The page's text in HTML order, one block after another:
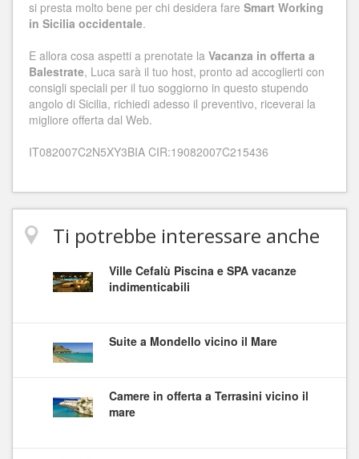
si presta molto bene per chi desidera fare Smart Working
in Sicilia occidentale.
E allora cosa aspetti a prenotate la Vacanza in offerta a
Balestrate, Luca sarà il tuo host, pronto ad accoglierti con
consigli speciali per il tuo soggiorno in questo stupendo
angolo di Sicilia, richiedi adesso il preventivo, riceverai la
migliore offerta dal Web.
IT082007C2N5XY3BIA CIR:19082007C215436
Ti potrebbe interessare anche
Ville Cefalù Piscina e SPA vacanze
indimenticabili
Suite a Mondello vicino il Mare
Camere in offerta a Terrasini vicino il
mare